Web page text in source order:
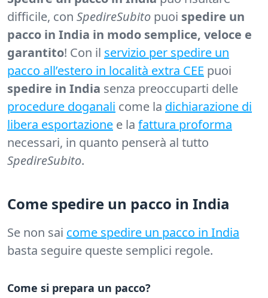
difficile, con SpedireSubito puoi spedire un
pacco in India in modo semplice, veloce e
garantito! Con il servizio per spedire un
pacco all’estero in località extra CEE puoi
spedire in India senza preoccuparti delle
procedure doganali come la dichiarazione di
libera esportazione e la fattura proforma
necessari, in quanto penserà al tutto
SpedireSubito.
Come spedire un pacco in India
Se non sai come spedire un pacco in India
basta seguire queste semplici regole.
Come si prepara un pacco?